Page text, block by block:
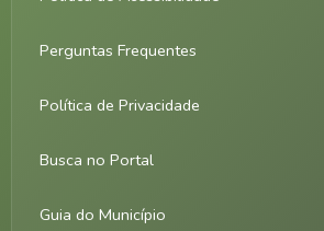
Perguntas Frequentes
Política de Privacidade
Busca no Portal
Guia do Município